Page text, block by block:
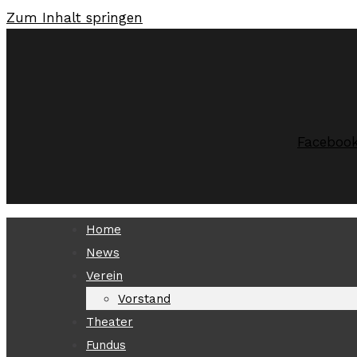
Zum Inhalt springen
Home
News
Verein
Vorstand
Theater
Fundus